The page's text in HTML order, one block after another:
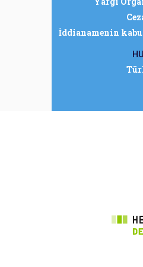
İddianamenin